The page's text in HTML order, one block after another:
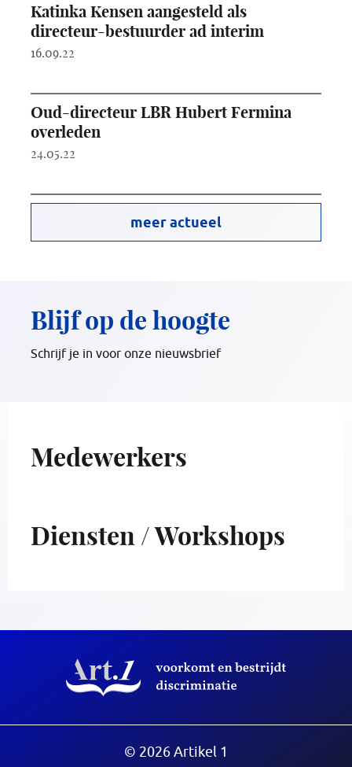
Katinka Kensen aangesteld als
directeur-bestuurder ad interim
16.09.22
Oud-directeur LBR Hubert Fermina
overleden
24.05.22
meer actueel
Blijf op de hoogte
Schrijf je in voor onze nieuwsbrief
Medewerkers
Diensten / Workshops
© 2026 Artikel 1